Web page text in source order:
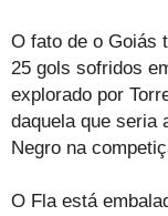
O fato de o Goiás
25 gols sofridos
explorado por
daquela que seria
Negro na
O Fla está